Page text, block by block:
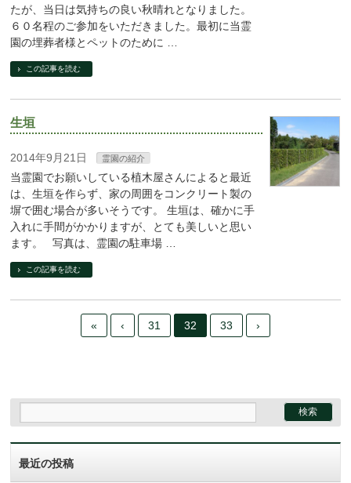
たが、当日は気持ちの良い秋晴れとなりました。
６０名程のご参加をいただきました。最初に当霊
園の埋葬者様とペットのために …
この記事を読む
生垣
2014年9月21日 霊園の紹介
当霊園でお願いしている植木屋さんによると最近
は、生垣を作らず、家の周囲をコンクリート製の
塀で囲む場合が多いそうです。 生垣は、確かに手
入れに手間がかかりますが、とても美しいと思い
ます。 写真は、霊園の駐車場 …
この記事を読む
« ‹ 31 32 33 ›
最近の投稿